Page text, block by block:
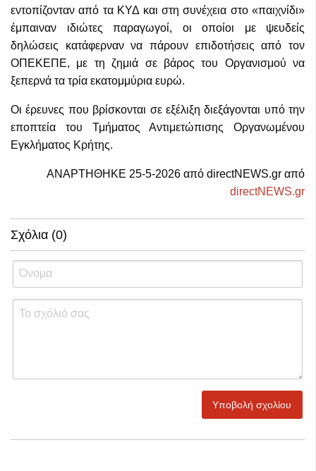
εντοπίζονταν από τα ΚΥΔ και στη συνέχεια στο «παιχνίδι»
έμπαιναν ιδιώτες παραγωγοί, οι οποίοι με ψευδείς
δηλώσεις κατάφερναν να πάρουν επιδοτήσεις από τον
ΟΠΕΚΕΠΕ, με τη ζημιά σε βάρος του Οργανισμού να
ξεπερνά τα τρία εκατομμύρια ευρώ.
Οι έρευνες που βρίσκονται σε εξέλιξη διεξάγονται υπό την
εποπτεία του Τμήματος Αντιμετώπισης Οργανωμένου
Εγκλήματος Κρήτης.
ΑΝΑΡΤΗΘΗΚΕ 25-5-2026 από directNEWS.gr από
directNEWS.gr
Σχόλια (0)
Υποβολή σχολίου